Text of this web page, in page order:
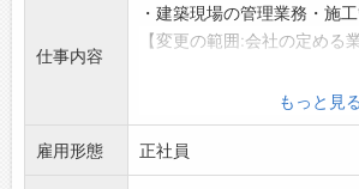
仕事内容
・建築現場の管理業務・施
【変更の範囲:会社の定める
もっと見る
雇用形態 正社員